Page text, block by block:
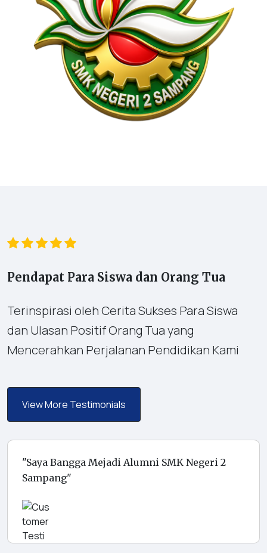
Pendapat Para Siswa dan Orang Tua
Terinspirasi oleh Cerita Sukses Para Siswa
dan Ulasan Positif Orang Tua yang
Mencerahkan Perjalanan Pendidikan Kami
View More Testimonials
"Saya Bangga Mejadi Alumni SMK Negeri 2
Sampang"